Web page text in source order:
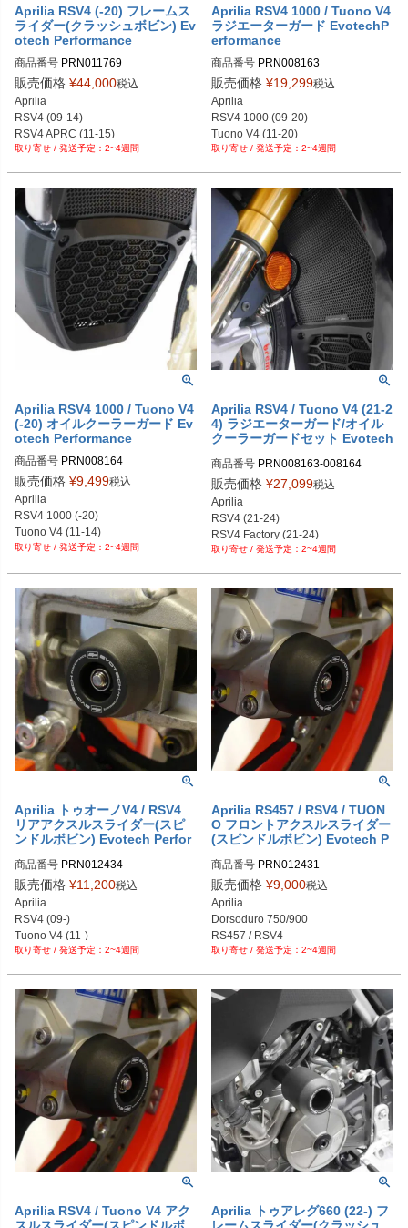
Aprilia RSV4 (-20) フレームス
ライダー(クラッシュボビン) Ev
otech Performance
商品番号 PRN011769
PRN011769-01
PRN011769-02
PRN011769-03
PRN011769-04
PRN011769-05
販売価格 ¥44,000税込
Aprilia
RSV4 (09-14)
RSV4 APRC (11-15)
RSV4 Factory (09-14/19-20)
2~4週間
Aprilia RSV4 1000 / Tuono V4
ラジエーターガード EvotechP
erformance
商品番号 PRN008163
PRN008163-01
PRN008163-02
PRN008163-03
PRN008163-04
PRN008163-05
PRN008163-07
PRN008163-08
PRN008163-09
PRN008163-10
PRN008163-11
販売価格 ¥19,299税込
Aprilia
RSV4 1000 (09-20)
Tuono V4 (11-20)
2~4週間
Aprilia RSV4 1000 / Tuono V4
(-20) オイルクーラーガード Ev
otech Performance
商品番号 PRN008164
PRN008164-01
PRN008164-02
PRN008164-03
PRN008164-04
PRN008164-05
PRN008164-07
PRN008164-08
PRN008164-09
PRN008164-10
PRN008164-11
販売価格 ¥9,499税込
Aprilia
RSV4 1000 (-20)
Tuono V4 (11-14)
Tuono V4 1100 (-20)2~4週間
Aprilia RSV4 / Tuono V4 (21-2
4) ラジエーターガード/オイル
クーラーガードセット Evotech
商品番号 PRN008163-008164
PRN008163-008164-01
PRN008163-008164-02
PRN008163-008164-03
PRN008163-008164-04
販売価格 ¥27,099税込
Aprilia
RSV4 (21-24)
RSV4 Factory (21-24)
Tuono V4 (21-24) 2~4週間
Aprilia トゥオーノV4 / RSV4
リアアクスルスライダー(スピ
ンドルボビン) Evotech Perfor
商品番号 PRN012434
PRN012434-01
PRN012434-02
PRN012434-03
PRN012434-04
PRN012434-05
PRN012434-07
PRN012434-08
PRN012434-09
PRN012434-10
PRN012434-11
PRN012434-12
PRN012434-13
PRN012434-14
PRN012434-15
PRN012434-16
PRN012434-17
PRN012434-18
PRN012434-19
販売価格 ¥11,200税込
Aprilia
RSV4 (09-)
Tuono V4 (11-)
2~4週間
Aprilia RS457 / RSV4 / TUON
O フロントアクスルスライダー
(スピンドルボビン) Evotech P
商品番号 PRN012431
PRN012431-01
PRN012431-02
PRN012431-03
PRN012431-04
PRN012431-05
PRN012431-07
PRN012431-08
PRN012431-10
PRN012431-11
PRN012431-12
PRN012431-13
PRN012431-14
PRN012431-15
PRN012431-16
PRN012431-16
PRN012431-17
PRN012431-18
PRN012431-19
PRN012431-20
販売価格 ¥9,000税込
Aprilia
Dorsoduro 750/900
RS457 / RSV4
Shiver 750/900
2~4週間
Aprilia RSV4 / Tuono V4 アク
Aprilia トゥアレグ660 (22-) フ